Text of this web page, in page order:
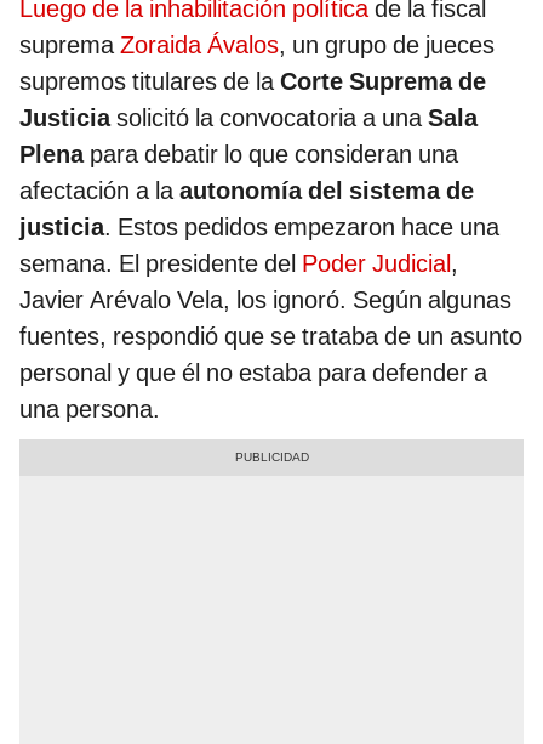
Luego de la inhabilitación políticade la fiscal
supremaZoraida Ávalos, un grupo de jueces
supremos titulares de laCorte Suprema de
Justiciasolicitó la convocatoria a unaSala
Plena para debatir lo que consideran una
afectación a laautonomía del sistema de
justicia. Estos pedidos empezaron hace una
semana. El presidente del Poder Judicial,
Javier Arévalo Vela, los ignoró. Según algunas
fuentes, respondió que se trataba de un asunto
personal y que él no estaba para defender a
una persona.